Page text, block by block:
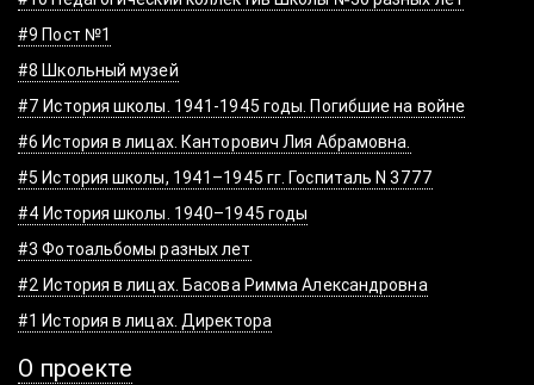
#9 Пост №1
#8 Школьный музей
#7 История школы. 1941-1945 годы. Погибшие на войне
#6 История в лицах. Канторович Лия Абрамовна.
#5 История школы, 1941–1945 гг. Госпиталь N 3777
#4 История школы. 1940–1945 годы
#3 Фотоальбомы разных лет
#2 История в лицах. Басова Римма Александровна
#1 История в лицах. Директора
О проекте